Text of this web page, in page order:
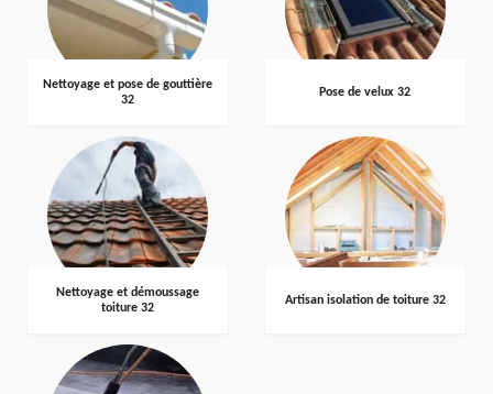
Nettoyage et pose de gouttière
32
Pose de velux 32
Nettoyage et démoussage
toiture 32
Artisan isolation de toiture 32